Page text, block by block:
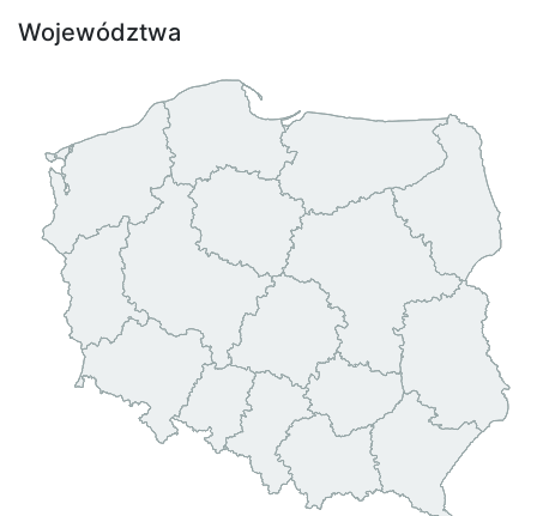
Województwa